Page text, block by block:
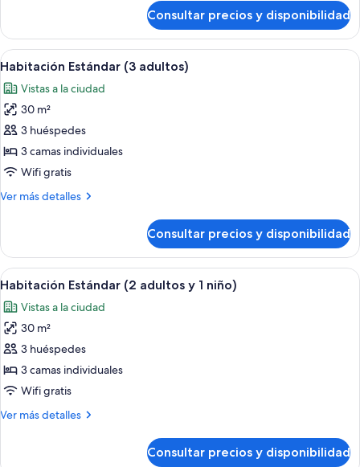
estándar
con
2
individuales
Consultar precios y disponibilidad
Abrir
todas
las
fotos
de
Habitación
Estándar
adultos)
Habitación de hotel con dos camas,
6
Habitación Estándar (3 adultos)
Vistas a la ciudad
30 m²
3 huéspedes
3 camas individuales
Wifi gratis
Ver más detalles
Más
Estándar
(3
adultos)
Consultar precios y disponibilidad
Abrir
todas
las
fotos
de
Habitación
Estándar
adultos
Habitación de hotel con dos camas,
6
Habitación Estándar (2 adultos y 1 niño)
Vistas a la ciudad
30 m²
3 huéspedes
3 camas individuales
Wifi gratis
Ver más detalles
Más
Consultar precios y disponibilidad